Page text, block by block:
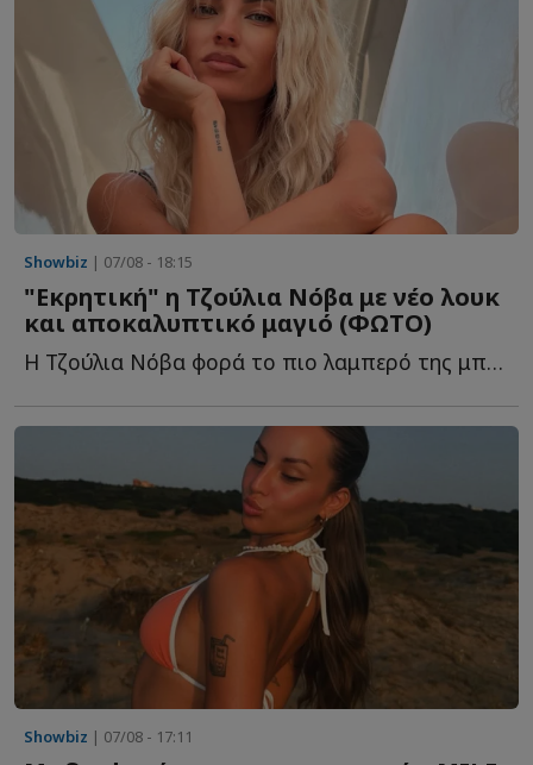
Showbiz | 07/08 - 18:15
"Εκρητική" η Τζούλια Νόβα με νέο λουκ
και αποκαλυπτικό μαγιό (ΦΩΤΟ)
Η Τζούλια Νόβα φορά το πιο λαμπερό της μπικίνι και μαγνητίζει τ...
Showbiz | 07/08 - 17:11